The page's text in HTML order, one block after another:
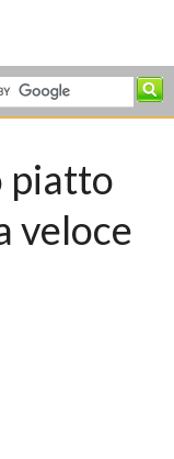
piatto
veloce